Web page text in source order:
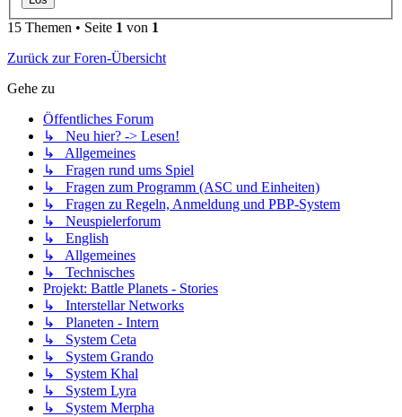
15 Themen • Seite 1 von 1
Zurück zur Foren-Übersicht
Gehe zu
Öffentliches Forum
↳ Neu hier? -> Lesen!
↳ Allgemeines
↳ Fragen rund ums Spiel
↳ Fragen zum Programm (ASC und Einheiten)
↳ Fragen zu Regeln, Anmeldung und PBP-System
↳ Neuspielerforum
↳ English
↳ Allgemeines
↳ Technisches
Projekt: Battle Planets - Stories
↳ Interstellar Networks
↳ Planeten - Intern
↳ System Ceta
↳ System Grando
↳ System Khal
↳ System Lyra
↳ System Merpha